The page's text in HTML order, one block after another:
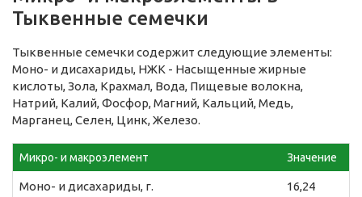
Тыквенные семечки
Тыквенные семечки содержит следующие элементы:
Моно- и дисахариды, НЖК - Насыщенные жирные
кислоты, Зола, Крахмал, Вода, Пищевые волокна,
Натрий, Калий, Фосфор, Магний, Кальций, Медь,
Марганец, Селен, Цинк, Железо.
Микро- и макроэлемент Значение
Моно- и дисахариды, г. 16,24